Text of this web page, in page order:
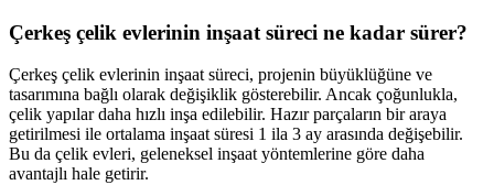
Çerkeş çelik evlerinin inşaat süreci ne kadar sürer?
Çerkeş çelik evlerinin inşaat süreci, projenin büyüklüğüne ve
tasarımına bağlı olarak değişiklik gösterebilir. Ancak çoğunlukla,
çelik yapılar daha hızlı inşa edilebilir. Hazır parçaların bir araya
getirilmesi ile ortalama inşaat süresi 1 ila 3 ay arasında değişebilir.
Bu da çelik evleri, geleneksel inşaat yöntemlerine göre daha
avantajlı hale getirir.